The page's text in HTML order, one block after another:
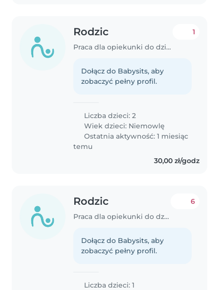
Rodzic
Praca dla opiekunki do dziecka w Rybnik
1
Dołącz do Babysits, aby
zobaczyć pełny profil.
Liczba dzieci: 2
Wiek dzieci: Niemowlę
Ostatnia aktywność: 1 miesiąc
temu
30,00 zł/godz
Rodzic
Praca dla opiekunki do dziecka w Rybnik
6
Dołącz do Babysits, aby
zobaczyć pełny profil.
Liczba dzieci: 1